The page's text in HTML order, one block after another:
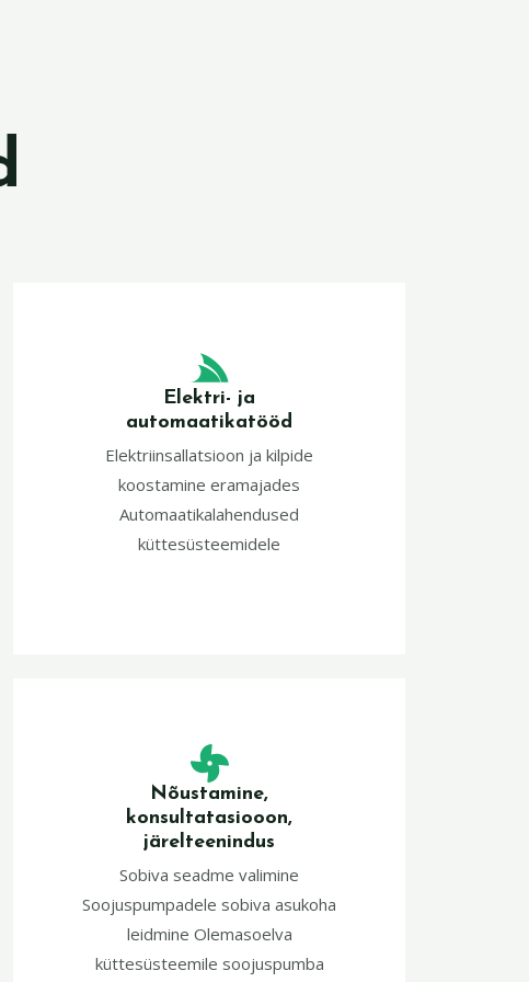
Elektri- ja
automaatikatööd
Elektriinsallatsioon ja kilpide
koostamine eramajades
Automaatikalahendused
küttesüsteemidele
Nõustamine,
konsultatasiooon,
järelteenindus
Sobiva seadme valimine
Soojuspumpadele sobiva asukoha
leidmine Olemasoelva
küttesüsteemile soojuspumba